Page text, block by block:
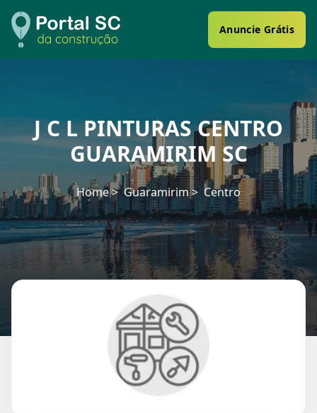
Anuncie Grátis
J C L PINTURAS CENTRO
GUARAMIRIM SC
Home Guaramirim Centro